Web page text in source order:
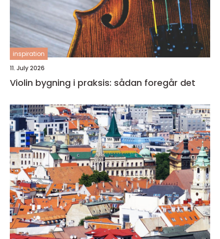
inspiration
11. July 2026
Violin bygning i praksis: sådan foregår det